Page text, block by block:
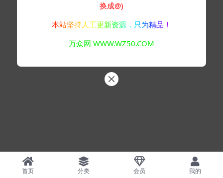
首页 分类 会员 我的
换成@)
本站坚持人工更新资源，只为精品！
万众网 WWW.WZ50.COM